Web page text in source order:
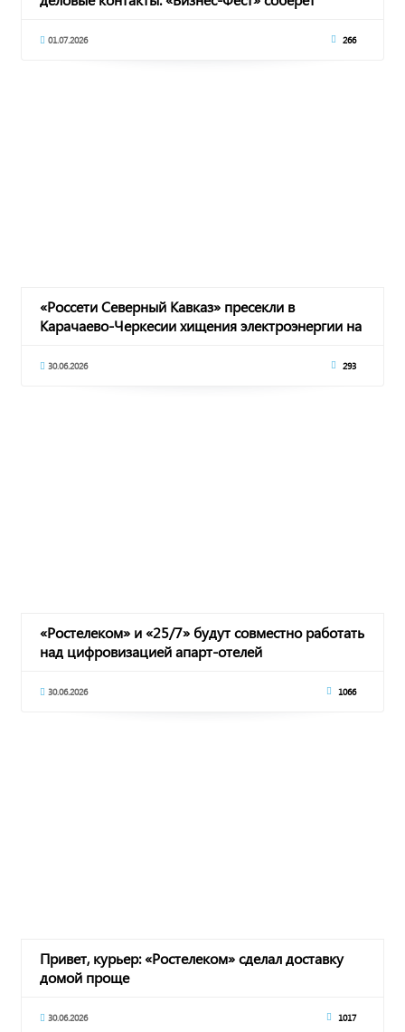
01.07.2026 266
«Россети Северный Кавказ» пресекли в
Карачаево-Черкесии хищения электроэнергии на
30.06.2026 293
«Ростелеком» и «25/7» будут совместно работать
над цифровизацией апарт-отелей
30.06.2026 1066
Привет, курьер: «Ростелеком» сделал доставку
домой проще
30.06.2026 1017